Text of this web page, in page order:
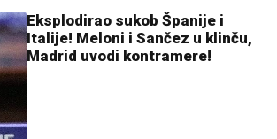
na klimu i vrele letnje noći:
sa čarapama hladi bolje od bilo
kog uređaja